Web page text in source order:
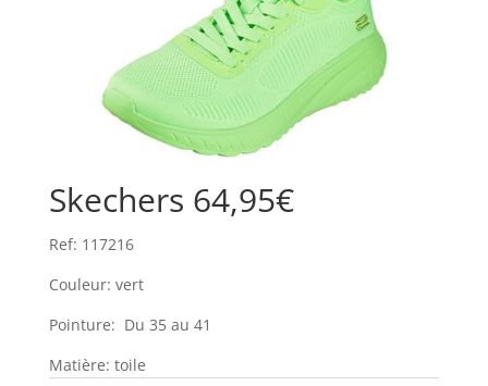
Skechers 64,95€
Ref: 117216
Couleur: vert
Pointure: Du 35 au 41
Matière: toile